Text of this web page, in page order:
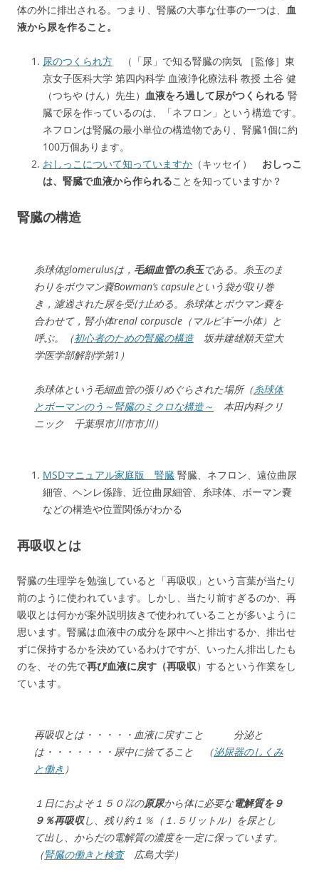
体の外に排出される。つまり、腎臓の大事な仕事の一つは、 血
液から尿を作ること。
尿のつくられ方 （「尿」で知る腎臓の病気 ［監修］東
京女子医科大学 第四内科学 血液浄化療法科 教授 土谷 健
（つちや けん）先生） 血液をろ過して尿がつくられる 腎
臓で尿を作っているのは、「ネフロン」という構造です。
ネフロンは腎臓の最小単位の構造物であり、腎臓1個に約
100万個あります。
おしっこについて知っていますか （キッセイ） おしっこ
は、腎臓で血液から作られることを知っていますか？
腎臓の構造
糸球体glomerulusは， 毛細血管の糸玉である。糸玉のま
わりをボウマン嚢Bowman’s capsuleという袋が取り巻
き，濾過された尿を受け止める。糸球体とボウマン嚢を
合わせて，腎小体renal corpuscle（マルピギー小体）と
呼ぶ。（初心者のための腎臓の構造坂井建雄順天堂大
学医学部解剖学第1）
糸球体という毛細血管の張りめぐらされた場所（糸球体
とボーマンのう～腎臓のミクロな構造～
本田内科クリ
ニック 千葉県市川市市川）
MSDマニュアル家庭版 腎臓 腎臓、ネフロン、遠位曲尿
細管、ヘンレ係蹄、近位曲尿細管、糸球体、ボーマン嚢
などの構造や位置関係がわかる
再吸収とは
腎臓の生理学を勉強していると「再吸収」という言葉が当たり
前のように使われています。しかし、当たり前すぎるのか、再
吸収とは何かが案外説明抜きで使われていることが多いように
思います。腎臓は血液中の成分を尿中へと排出するか、排出せ
ずに保持するかを決めているわけですが、いったん排出したも
のを、その先で再び血液に戻す（再吸収）するという作業をし
ています。
再吸収とは・・・・・血液に戻すこと 分泌と
は・・・・・・・尿中に捨てること （泌尿器のしくみ
と働き ）
１日におよそ１５０㍑の原尿から体に必要な電解質を９
９％再吸収し、残り約１％（１.５リットル）を尿とし
て出し、からだの電解質の濃度を一定に保っています。
（腎臓の働きと検査広島大学）